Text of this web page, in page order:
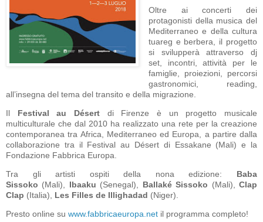
Oltre ai concerti dei
protagonisti della musica del
Mediterraneo e della cultura
tuareg e berbera, il progetto
si svilupperà attraverso dj
set, incontri, attività per le
famiglie, proiezioni, percorsi
gastronomici, reading,
all’insegna del tema del transito e della migrazione.
Il
Festival au Désert
di Firenze è un progetto musicale
multiculturale che dal 2010 ha realizzato una rete per la creazione
contemporanea tra Africa, Mediterraneo ed Europa, a partire dalla
collaborazione tra il Festival au Désert di Essakane (Mali) e la
Fondazione Fabbrica Europa.
Tra gli artisti ospiti della nona edizione:
Baba
Sissoko (Mali), Ibaaku (Senegal), Ballaké Sissoko (Mali),
Clap
Clap (Italia), Les Filles de Illighadad (Niger).
Presto online su www.fabbricaeuropa.net il programma completo!